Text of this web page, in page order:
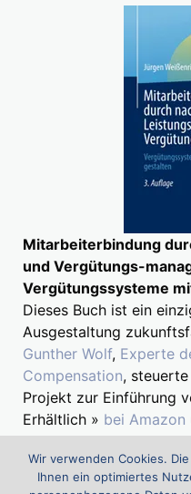
Mitarbeiterbindung
und Vergütungs-
Vergütungssysteme
Dieses Buch ist ein
Ausgestaltung
Gunther Wolf, Experte
Compensation,
Projekt zur Einführung
Erhältlich » bei Amazon
Suchen
Wir verwenden Cookies.
Ihnen ein optimiertes